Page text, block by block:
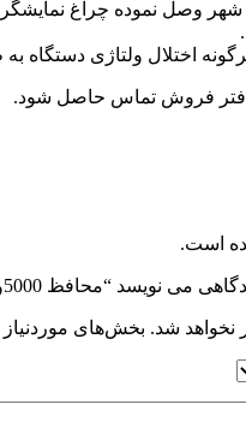
اختلال ولتاژی دستگاه
دفتر فروش تماس حاصل شود.
است.
“محافظ 5000ولت آمپر ماتو”
نخواهد شد. بخش‌های